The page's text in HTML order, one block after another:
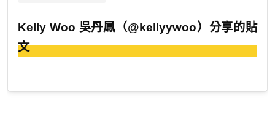
Kelly Woo 吳丹鳳（@kellyywoo）分享的貼
文